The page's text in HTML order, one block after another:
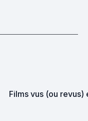
Films vus (ou revus)